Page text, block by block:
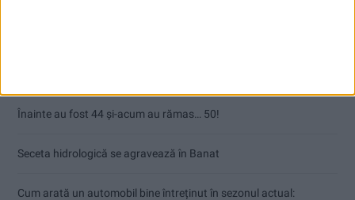
Înainte au fost 44 și-acum au rămas… 50!
Seceta hidrologică se agravează în Banat
Cum arată un automobil bine întreținut în sezonul actual: